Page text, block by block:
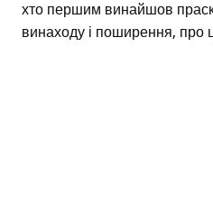
хто першим винайшов
винаходу і поширення, про